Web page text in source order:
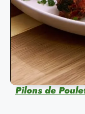
Pilons de